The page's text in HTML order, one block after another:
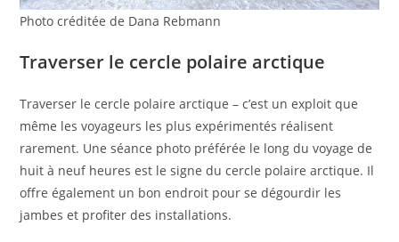
Photo créditée de Dana Rebmann
Traverser le cercle polaire arctique
Traverser le cercle polaire arctique – c’est un exploit que
même les voyageurs les plus expérimentés réalisent
rarement. Une séance photo préférée le long du voyage de
huit à neuf heures est le signe du cercle polaire arctique. Il
offre également un bon endroit pour se dégourdir les
jambes et profiter des installations.